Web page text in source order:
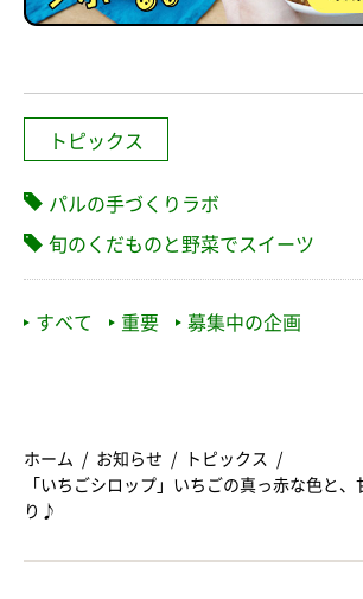
トピックス
パルの手づくりラボ
旬のくだものと野菜でスイーツ
すべて 重要 募集中の企画
ホーム お知らせ
トピックス
「いちごシロップ」いちごの真っ赤な色と、
り♪